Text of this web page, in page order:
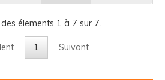
élements 1 à 7 sur 7.
1 Suivant